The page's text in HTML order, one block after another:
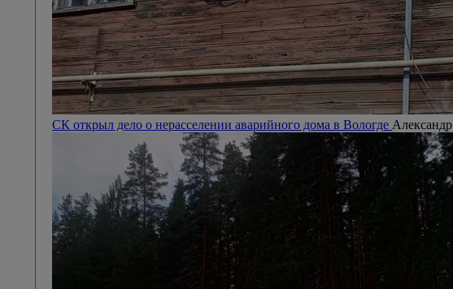
СК открыл дело о нерасселении аварийного дома в Вологде